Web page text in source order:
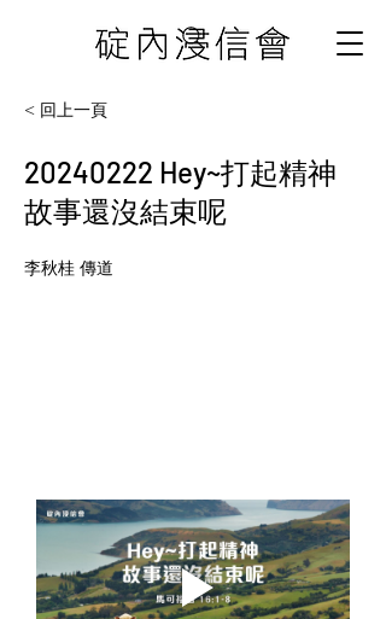
< 回上一頁
20240222 Hey~打起精神
故事還沒結束呢
李秋桂 傳道